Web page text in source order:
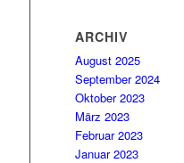
ARCHIV
August 2025
September 2024
Oktober 2023
März 2023
Februar 2023
Januar 2023